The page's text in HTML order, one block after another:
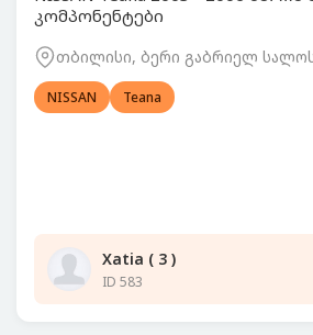
კომპონენტები
თბილისი, ბერი გაბრიელ
NISSAN Teana
Xatia ( 3 )
ID 583